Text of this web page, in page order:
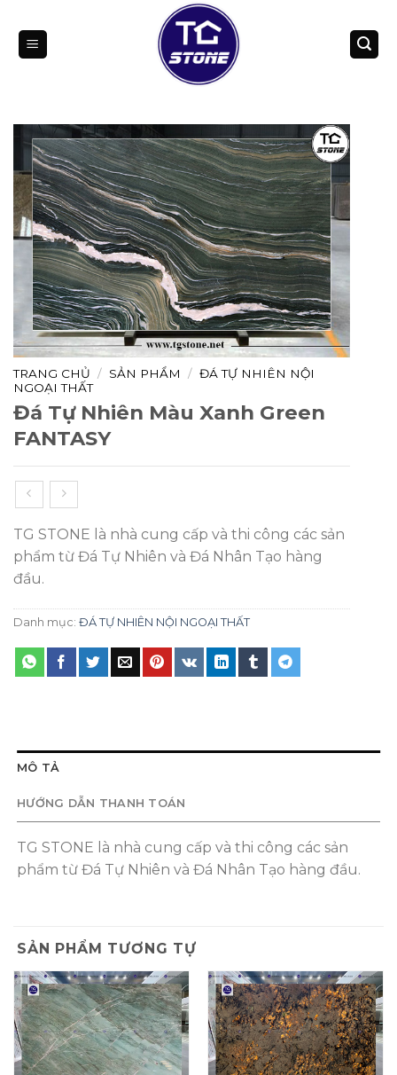
qua
nội
TRANG CHỦ / SẢN PHẨM / ĐÁ TỰ NHIÊN NỘI
NGOẠI THẤT
Đá Tự Nhiên Màu Xanh Green
FANTASY
TG STONE là nhà cung cấp và thi công các sản
phẩm từ Đá Tự Nhiên và Đá Nhân Tạo hàng
đầu.
Danh mục: ĐÁ TỰ NHIÊN NỘI NGOẠI THẤT
MÔ TẢ
HƯỚNG DẪN THANH TOÁN
TG STONE là nhà cung cấp và thi công các sản
phẩm từ Đá Tự Nhiên và Đá Nhân Tạo hàng đầu.
SẢN PHẨM TƯƠNG TỰ